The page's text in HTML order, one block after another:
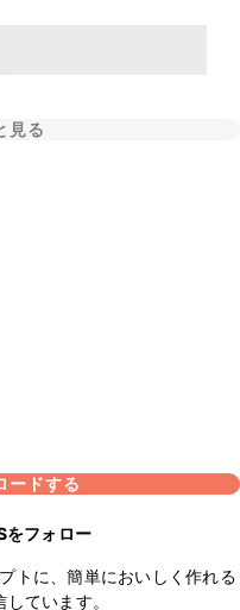
見る
ードする
をフォロー
トに、簡単においしく作れる
ています。